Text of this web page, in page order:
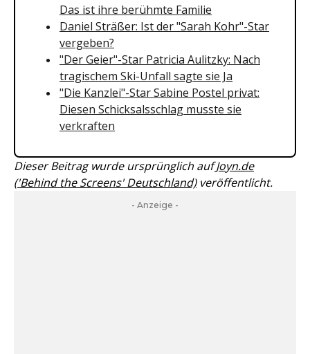
Das ist ihre berühmte Familie
Daniel Sträßer: Ist der "Sarah Kohr"-Star
vergeben?
"Der Geier"-Star Patricia Aulitzky: Nach
tragischem Ski-Unfall sagte sie Ja
"Die Kanzlei"-Star Sabine Postel privat:
Diesen Schicksalsschlag musste sie
verkraften
Dieser Beitrag wurde ursprünglich aufJoyn.de
('Behind the Screens' Deutschland)veröffentlicht.
- Anzeige -